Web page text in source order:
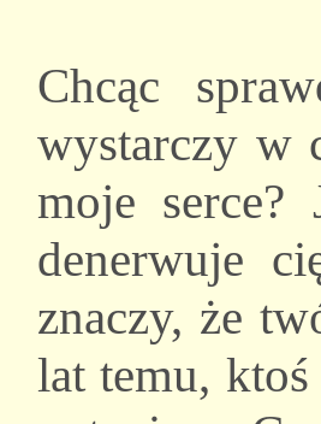
Chcąc
wystarczy w
moje
denerwuje
znaczy, że
lat temu,